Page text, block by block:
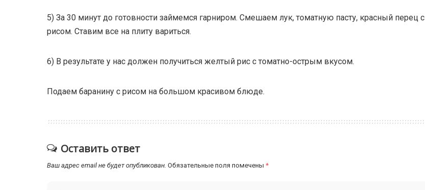
5) За 30 минут до готовности займемся гарниром. Смешаем лук, томатную пасту, красный перец с
рисом. Ставим все на плиту вариться.
6) В результате у нас должен получиться желтый рис с томатно-острым вкусом.
Подаем баранину с рисом на большом красивом блюде.
Оставить ответ
Ваш адрес email не будет опубликован. Обязательные поля помечены *